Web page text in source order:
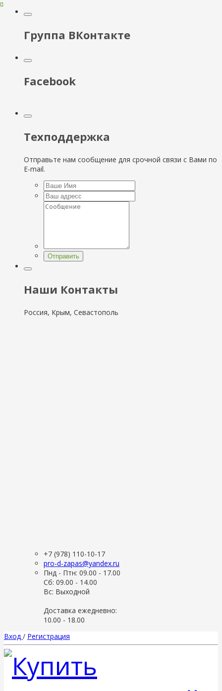
Группа ВКонтакте
Facebook
Техподдержка
Отправьте нам сообщение для срочной связи с Вами по
E-mail.
Отправить
Наши Контакты
Россия, Крым, Севастополь
+7 (978) 110-10-17
pro-d-zapas@yandex.ru
Пнд - Птн: 09.00 - 17.00
Сб: 09.00 - 14.00
Вс: Выходной
Доставка ежедневно:
10.00 - 18.00
Вход / Регистрация